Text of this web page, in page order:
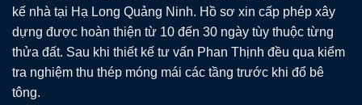
kế nhà tại Hạ Long Quảng Ninh. Hồ sơ xin cấp phép xây
dựng được hoàn thiện từ 10 đến 30 ngày tùy thuộc từng
thửa đất. Sau khi thiết kế tư vấn Phan Thịnh đều qua kiểm
tra nghiệm thu thép móng mái các tầng trước khi đổ bê
tông.